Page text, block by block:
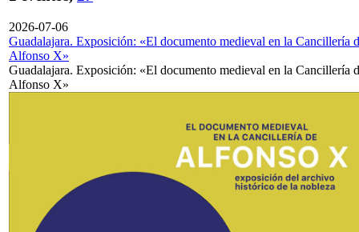
2026-07-06
Guadalajara. Exposición: «El documento medieval en la Cancillería
Alfonso X»
Guadalajara. Exposición: «El documento medieval en la Cancillería
Alfonso X»